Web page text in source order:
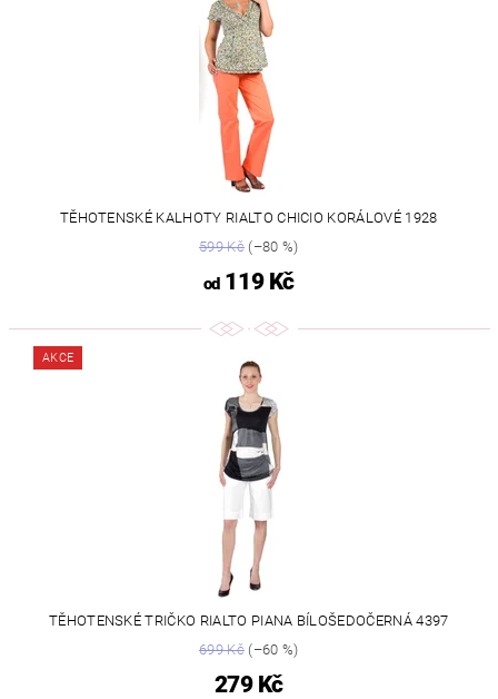
TĚHOTENSKÉ KALHOTY RIALTO CHICIO KORÁLOVÉ 1928
599 Kč(–80 %)
od119 Kč
AKCE
TĚHOTENSKÉ TRIČKO RIALTO PIANA BÍLOŠEDOČERNÁ 4397
699 Kč(–60 %)
279 Kč